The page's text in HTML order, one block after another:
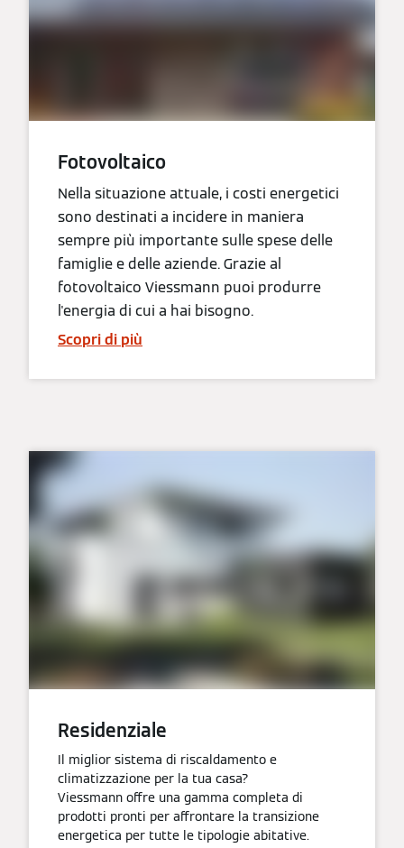
Fotovoltaico
Nella situazione attuale, i costi energetici
sono destinati a incidere in maniera
sempre più importante sulle spese delle
famiglie e delle aziende. Grazie al
fotovoltaico Viessmann puoi produrre
l'energia di cui a hai bisogno.
Scopri di più
Residenziale
Il miglior sistema di riscaldamento e
climatizzazione per la tua casa?
Viessmann offre una gamma completa di
prodotti pronti per affrontare la transizione
energetica per tutte le tipologie abitative.